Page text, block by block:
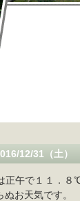
12/31（土）
正午で１１．８℃
お天気です。